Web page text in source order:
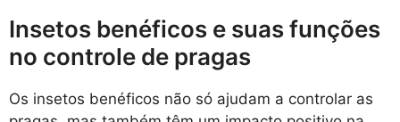
Insetos benéficos e suas funções
no controle de pragas
Os insetos benéficos não só ajudam a controlar as